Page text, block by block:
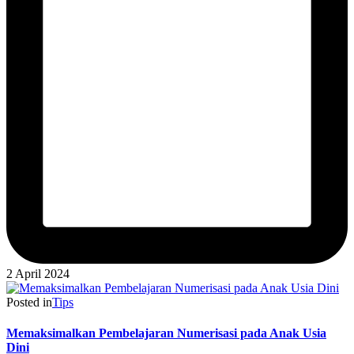
2 April 2024
Posted inTips
Memaksimalkan Pembelajaran Numerisasi pada Anak Usia
Dini